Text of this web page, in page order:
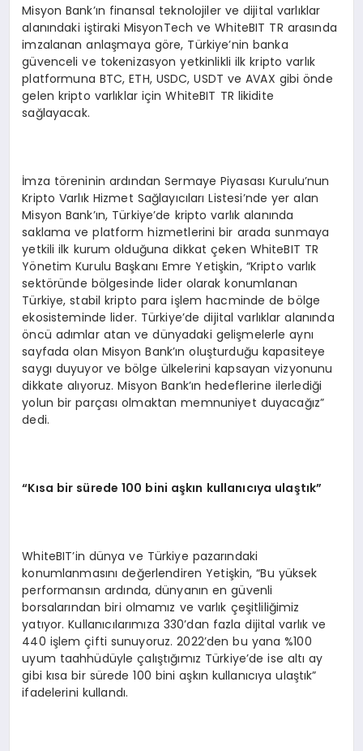
Misyon Bank’ın finansal teknolojiler ve dijital varlıklar
alanındaki iştiraki MisyonTech ve WhiteBIT TR arasında
imzalanan anlaşmaya göre, Türkiye’nin banka
güvenceli ve tokenizasyon yetkinlikli ilk kripto varlık
platformuna BTC, ETH, USDC, USDT ve AVAX gibi önde
gelen kripto varlıklar için WhiteBIT TR likidite
sağlayacak.
İmza töreninin ardından Sermaye Piyasası Kurulu’nun
Kripto Varlık Hizmet Sağlayıcıları Listesi’nde yer alan
Misyon Bank’ın, Türkiye’de kripto varlık alanında
saklama ve platform hizmetlerini bir arada sunmaya
yetkili ilk kurum olduğuna dikkat çeken WhiteBIT TR
Yönetim Kurulu Başkanı Emre Yetişkin, “Kripto varlık
sektöründe bölgesinde lider olarak konumlanan
Türkiye, stabil kripto para işlem hacminde de bölge
ekosisteminde lider. Türkiye’de dijital varlıklar alanında
öncü adımlar atan ve dünyadaki gelişmelerle aynı
sayfada olan Misyon Bank’ın oluşturduğu kapasiteye
saygı duyuyor ve bölge ülkelerini kapsayan vizyonunu
dikkate alıyoruz. Misyon Bank’ın hedeflerine ilerlediği
yolun bir parçası olmaktan memnuniyet duyacağız”
dedi.
“Kısa bir sürede 100 bini aşkın kullanıcıya ulaştık”
WhiteBIT’in dünya ve Türkiye pazarındaki
konumlanmasını değerlendiren Yetişkin, “Bu yüksek
performansın ardında, dünyanın en güvenli
borsalarından biri olmamız ve varlık çeşitliliğimiz
yatıyor. Kullanıcılarımıza 330’dan fazla dijital varlık ve
440 işlem çifti sunuyoruz. 2022’den bu yana %100
uyum taahhüdüyle çalıştığımız Türkiye’de ise altı ay
gibi kısa bir sürede 100 bini aşkın kullanıcıya ulaştık”
ifadelerini kullandı.